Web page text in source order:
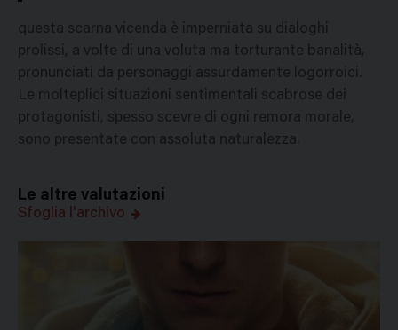
questa scarna vicenda è imperniata su dialoghi
prolissi, a volte di una voluta ma torturante banalità,
pronunciati da personaggi assurdamente logorroici.
Le molteplici situazioni sentimentali scabrose dei
protagonisti, spesso scevre di ogni remora morale,
sono presentate con assoluta naturalezza.
Le altre valutazioni
Sfoglia l'archivo